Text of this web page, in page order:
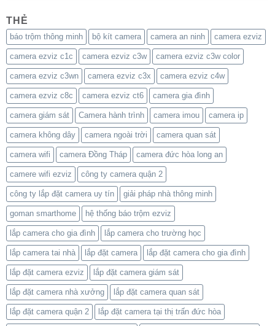
THẺ
báo trộm thông minh bộ kít camera camera an ninh camera ezviz
camera ezviz c1c camera ezviz c3w camera ezviz c3w color
camera ezviz c3wn camera ezviz c3x camera ezviz c4w
camera ezviz c8c camera ezviz ct6 camera gia đình
camera giám sát Camera hành trình camera imou camera ip
camera không dây camera ngoài trời camera quan sát
camera wifi camera Đồng Tháp camera đức hòa long an
camere wifi ezviz công ty camera quận 2
công ty lắp đặt camera uy tín giải pháp nhà thông minh
goman smarthome hệ thống báo trộm ezviz
lắp camera cho gia đình lắp camera cho trường học
lắp camera tai nhà lắp đặt camera lắp đặt camera cho gia đình
lắp đặt camera ezviz lắp đặt camera giám sát
lắp đặt camera nhà xưởng lắp đặt camera quan sát
lắp đặt camera quận 2 lắp đặt camera tại thị trấn đức hòa